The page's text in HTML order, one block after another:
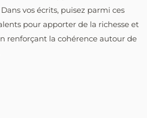
vos écrits, puisez parmi ces
pour apporter de la richesse et
renforçant la cohérence autour de